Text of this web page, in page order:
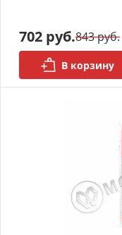
702 руб.843 руб.
В корзину